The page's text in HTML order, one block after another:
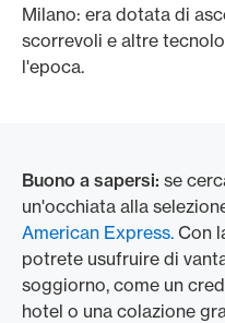
Milano: era dotata di
scorrevoli e altre
l'epoca.
Buono a sapersi: se
un'occhiata alla
American Express. Con
potrete usufruire di
soggiorno, come un
hotel o una colazione